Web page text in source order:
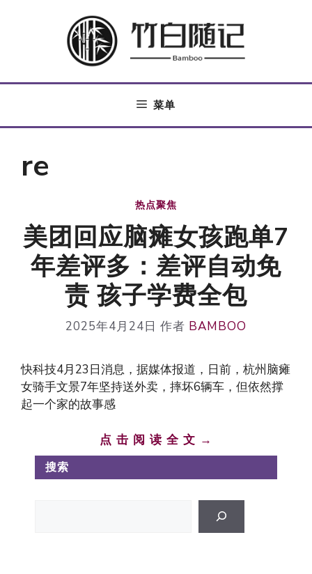
菜单
re
热点聚焦
美团回应脑瘫女孩跑单7
年差评多：差评自动免
责 孩子学费全包
2025年4月24日 作者 BAMBOO
快科技4月23日消息，据媒体报道，日前，杭州脑瘫
女骑手文景7年坚持送外卖，摔坏6辆车，但依然撑
起一个家的故事感
点 击 阅 读 全 文 →
搜索